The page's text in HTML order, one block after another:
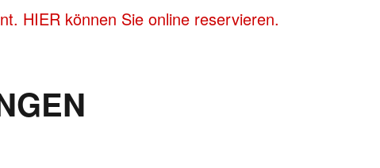
HIER können Sie online reservieren.